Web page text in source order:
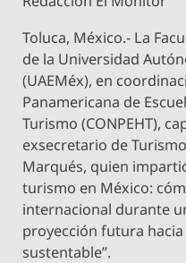
Toluca, México.- La
de la Universidad
(UAEMéx), en
Panamericana de
Turismo (CONPEHT),
exsecretario de
Marqués, quien
turismo en México:
internacional durante
proyección futura
sustentable”.